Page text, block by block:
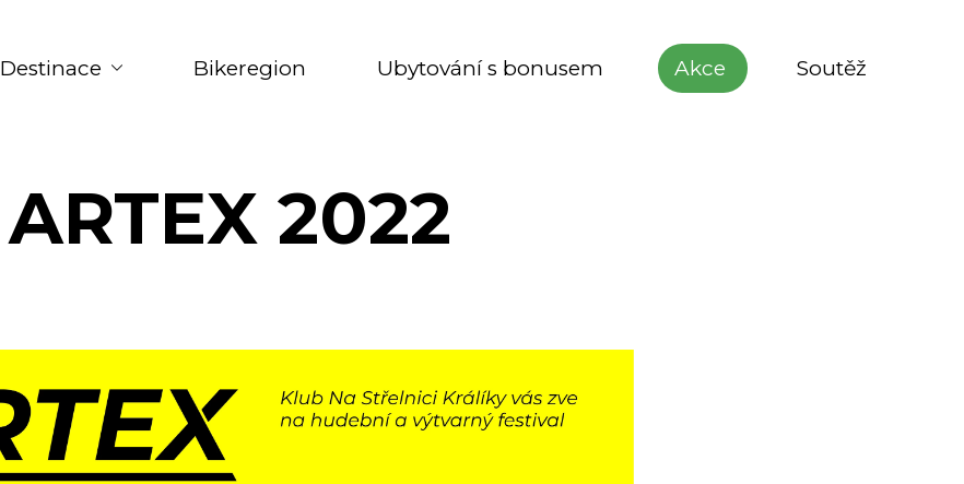
Destinace Bikeregion Ubytování s bonusem Akce Soutěž
ARTEX 2022